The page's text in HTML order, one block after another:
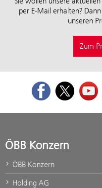
per E-Mail erhalten?
unseren
Zum
FacebookTwitter
ÖBB Konzern
ÖBB Konzern
Holding AG